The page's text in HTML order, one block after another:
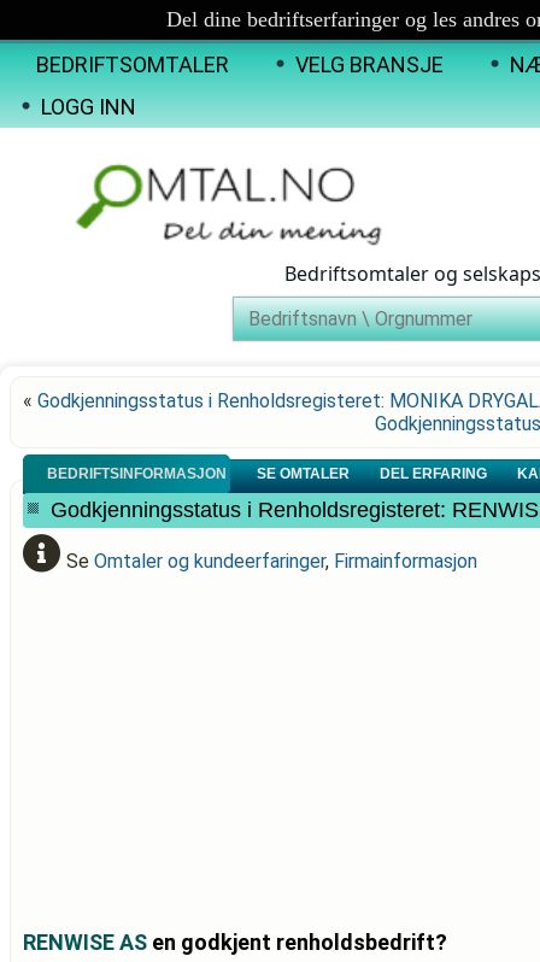
Del dine bedriftserfaringer og les andres
BEDRIFTSOMTALER VELG BRANSJE
LOGG INN
Bedriftsomtaler og
« Godkjenningsstatus i Renholdsregisteret: MONIKA
BEDRIFTSINFORMASJON SE OMTALER DEL ERFARING
Godkjenningsstatus i Renholdsregisteret:
Se Omtaler og kundeerfaringer, Firmainformasjon
RENWISE AS en godkjent renholdsbedrift?